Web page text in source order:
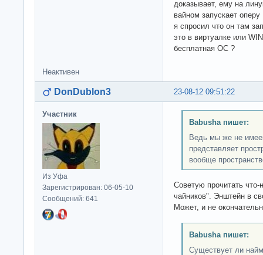
доказывает, ему на
вайном запускает
я спросил что он там
это в виртуалке или
бесплатная ОС ?
Неактивен
23-08-12 09:51:22
DonDublon3
Участник
Из Уфа
Зарегистрирован: 06-05-10
Сообщений: 641
Babusha пишет:
Ведь мы же не
представляет
вообще
Советую прочитать что-
чайников". Энштейн в
Может, и не
Babusha пишет:
Существует ли